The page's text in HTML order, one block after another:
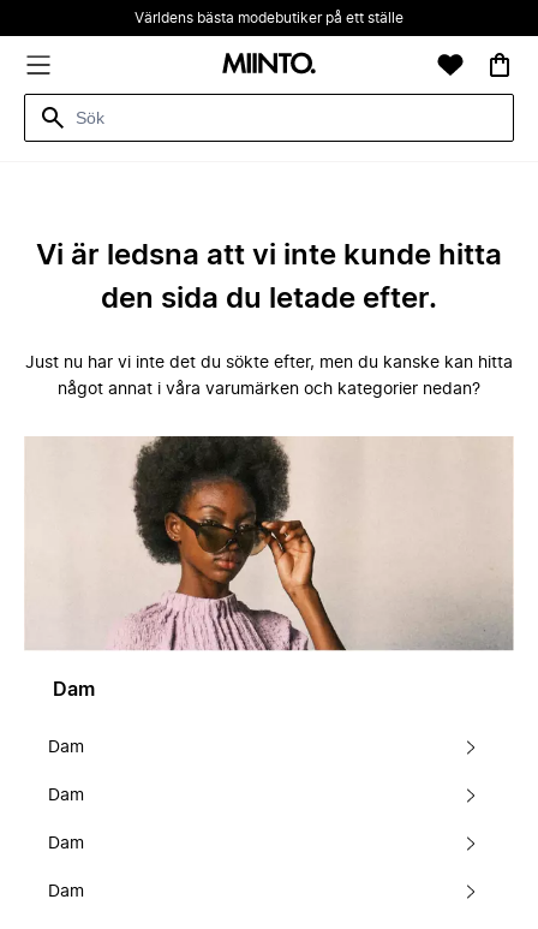
Världens bästa modebutiker på ett ställe
Vi är ledsna att vi inte kunde hitta
den sida du letade efter.
Just nu har vi inte det du sökte efter, men du kanske kan hitta
något annat i våra varumärken och kategorier nedan?
Dam
Dam
Dam
Dam
Dam